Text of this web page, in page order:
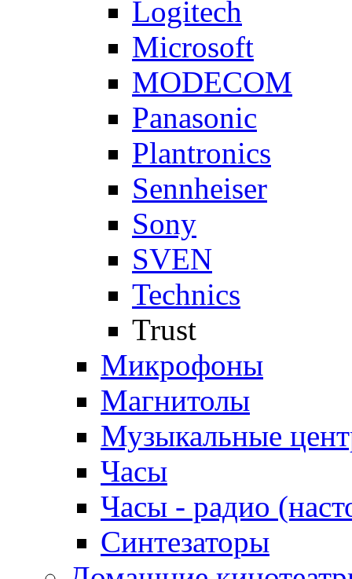
Logitech
Microsoft
MODECOM
Panasonic
Plantronics
Sennheiser
Sony
SVEN
Technics
Trust
Микрофоны
Магнитолы
Музыкальные
Часы
Часы - радио
Синтезаторы